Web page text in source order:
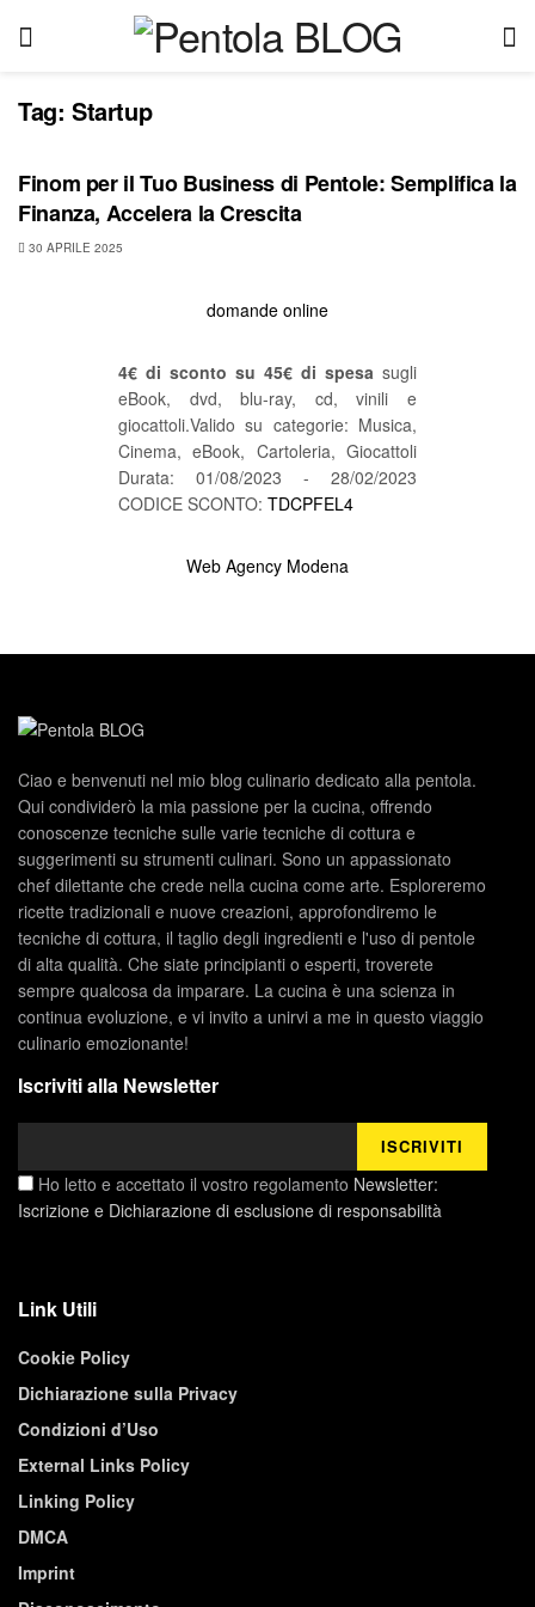
Tag: Startup
BLOG
Finom per il Tuo Business di Pentole: Semplifica la
Finanza, Accelera la Crescita
30 APRILE 2025
domande online
4€ di sconto su 45€ di spesa sugli
eBook, dvd, blu-ray, cd, vinili e
giocattoli.Valido su categorie: Musica,
Cinema, eBook, Cartoleria, Giocattoli
Durata: 01/08/2023 - 28/02/2023
CODICE SCONTO: TDCPFEL4
Web Agency Modena
Ciao e benvenuti nel mio blog culinario dedicato alla pentola.
Qui condividerò la mia passione per la cucina, offrendo
conoscenze tecniche sulle varie tecniche di cottura e
suggerimenti su strumenti culinari. Sono un appassionato
chef dilettante che crede nella cucina come arte. Esploreremo
ricette tradizionali e nuove creazioni, approfondiremo le
tecniche di cottura, il taglio degli ingredienti e l'uso di pentole
di alta qualità. Che siate principianti o esperti, troverete
sempre qualcosa da imparare. La cucina è una scienza in
continua evoluzione, e vi invito a unirvi a me in questo viaggio
culinario emozionante!
Iscriviti alla Newsletter
Ho letto e accettato il vostro regolamento Newsletter:
Iscrizione e Dichiarazione di esclusione di responsabilità
Link Utili
Cookie Policy
Dichiarazione sulla Privacy
Condizioni d’Uso
External Links Policy
Linking Policy
DMCA
Imprint